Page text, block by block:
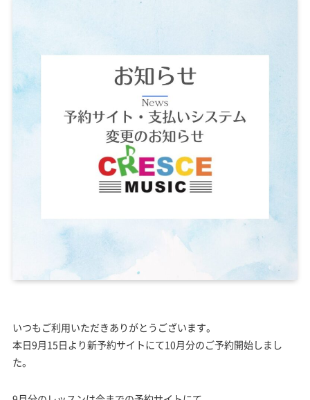
いつもご利用いただきありがとうございます。
本日9月15日より新予約サイトにて10月分のご予約開始しまし
た。